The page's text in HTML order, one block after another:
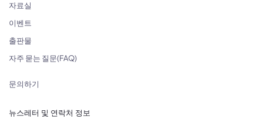
자료실
이벤트
출판물
자주 묻는 질문(FAQ)
문의하기
뉴스레터 및 연락처 정보